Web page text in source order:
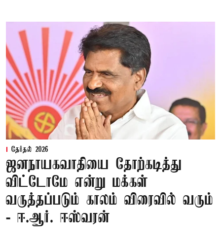
தேர்தல் 2026
ஜனநாயகவாதியை தோற்கடித்து
விட்டோமே என்று மக்கள்
வருத்தப்படும் காலம் விரைவில் வரும்
- ஈ.ஆர். ஈஸ்வரன்